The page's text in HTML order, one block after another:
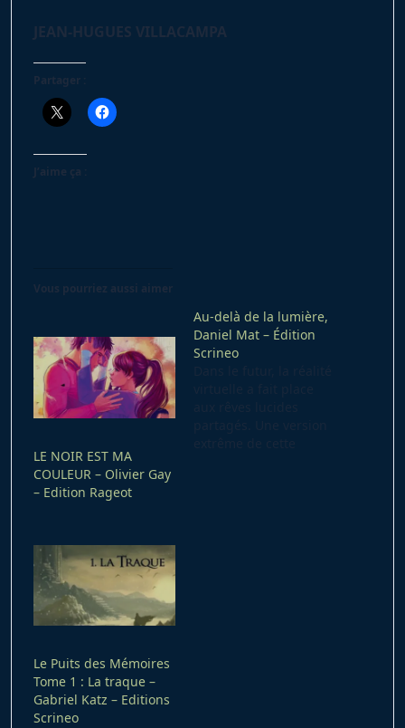
JEAN-HUGUES VILLACAMPA
Partager :
J’aime ça :
Vous pourriez aussi aimer
LE NOIR EST MA
COULEUR – Olivier Gay
– Edition Rageot
Au-delà de la lumière,
Daniel Mat – Édition
Scrineo
Le Puits des Mémoires
Tome 1 : La traque –
Gabriel Katz – Editions
Scrineo